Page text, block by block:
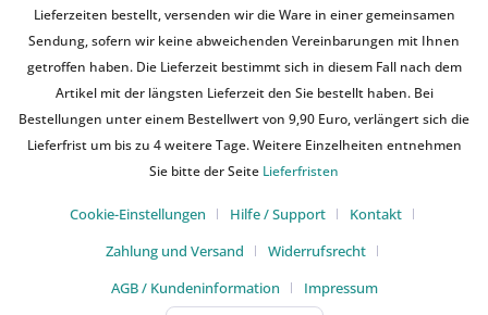
Lieferzeiten bestellt, versenden wir die Ware in einer gemeinsamen
Sendung, sofern wir keine abweichenden Vereinbarungen mit Ihnen
getroffen haben. Die Lieferzeit bestimmt sich in diesem Fall nach dem
Artikel mit der längsten Lieferzeit den Sie bestellt haben. Bei
Bestellungen unter einem Bestellwert von 9,90 Euro, verlängert sich die
Lieferfrist um bis zu 4 weitere Tage. Weitere Einzelheiten entnehmen
Sie bitte der Seite Lieferfristen
Cookie-Einstellungen Hilfe / Support
Kontakt
Zahlung und Versand
Widerrufsrecht
AGB / Kundeninformation
Impressum